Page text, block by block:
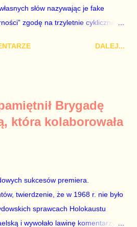
Schetyna nigdy tego nie
Obywatelskiej to droga donikąd, a
słów nazywając je fake
zgodę na trzyletnie cykliczne
że 31 sierpnia przed Stocznią
1989 r. trwa w Polsce od dawna.
wielkiego narodowego zrywu albo
stanąć naprzeciw brutalnej machiny
dodać znaczenie własnym
często wręcz znikomym działaniom
tamtych trudnych czasach. Lech
Plan jest taki, aby zastąpić
DALEJ...
Brygadę
która kolaborowała
sukcesów premiera.
twierdzenie, że w 1968 r. nie było
sprawcach Holokaustu
i wywołało lawinę komentarzy w